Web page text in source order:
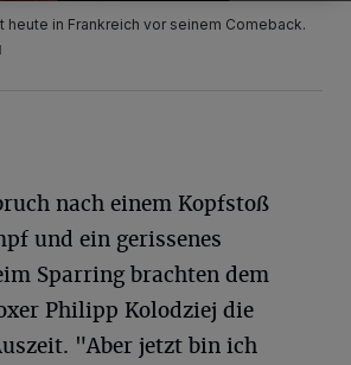
heute in Frankreich vor seinem Comeback.
nach einem Kopfstoß
und ein gerissenes
Sparring brachten dem
Philipp Kolodziej die
"Aber jetzt bin ich